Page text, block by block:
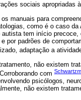
sociais apropriadas
manuais para
como é o caso
tem início
por padrões de
adaptação a
não existem
com
psicólogos,
não existem